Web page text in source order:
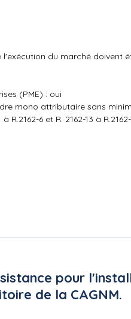
du marché doivent
(PME) : oui
mono attributaire sans
6 et R. 2162-13 à
exacte)
exacte)
pour
de la CAGNM.